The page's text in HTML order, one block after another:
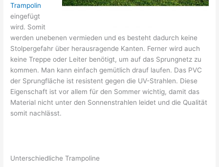
Trampolin
eingefügt
wird. Somit
werden unebenen vermieden und es besteht dadurch keine
Stolpergefahr über herausragende Kanten. Ferner wird auch
keine Treppe oder Leiter benötigt, um auf das Sprungnetz zu
kommen. Man kann einfach gemütlich drauf laufen. Das PVC
der Sprungfläche ist resistent gegen die UV-Strahlen. Diese
Eigenschaft ist vor allem für den Sommer wichtig, damit das
Material nicht unter den Sonnenstrahlen leidet und die Qualität
somit nachlässt.
Unterschiedliche Trampoline